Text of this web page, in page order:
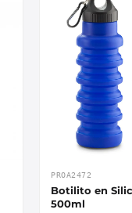
PROA2472
Botilito en
500ml